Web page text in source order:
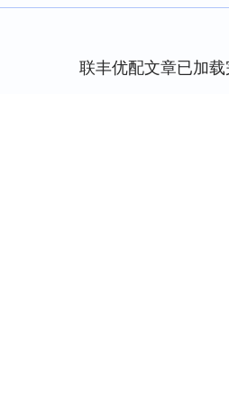
联丰优配文章已加